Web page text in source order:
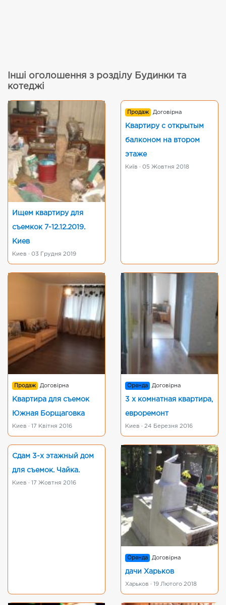
Інші оголошення з розділу Будинки та
котеджі
Ищем квартиру для
съемкок 7-12.12.2019.
Киев
Киев · 03 Грудня 2019
Продаж Договірна
Квартиру с открытым
балконом на втором
этаже
Київ · 05 Жовтня 2018
Продаж Договірна
Квартира для съемок
Южная Борщаговка
Киев · 17 Квітня 2016
Оренда Договірна
3 х комнатная квартира,
евроремонт
Киев · 24 Березня 2016
Сдам 3-х этажный дом
для съемок. Чайка.
Киев · 17 Жовтня 2016
Оренда Договірна
дачи Харьков
Харьков · 19 Лютого 2018